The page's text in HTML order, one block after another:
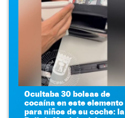
Ocultaba 30 bolsas de
cocaína en este elemento
para niños de su coche: la